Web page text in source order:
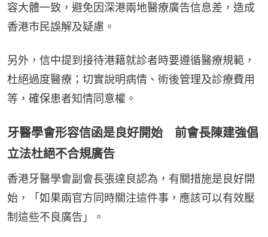
容大體一致，避免因深港兩地醫療廣告信息差，造成
香港市民誤解及疑慮。
另外，信中提到接待港籍就診者時要遵循醫療規範，
杜絕過度醫療；切實說明病情、術後管理及診療費用
等，確保患者知情同意權。
牙醫學會形容信函是良好開始 前會長陳建強倡
立法杜絕不合規廣告
香港牙醫學會副會長張達良認為，有關措施是良好開
始，「如果兩官方同時關注這件事，應該可以有效壓
制這些不良廣告」。